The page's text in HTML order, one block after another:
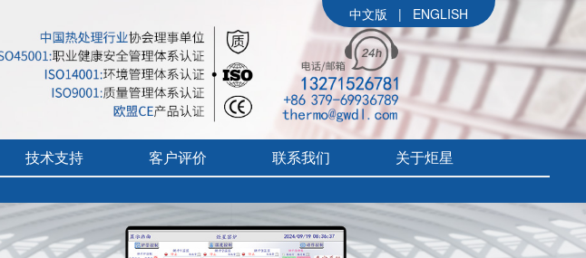
中文版 | ENGLISH
技术支持 客户评价
工业炉客户评价
联系我们 关于炬星
参展信息